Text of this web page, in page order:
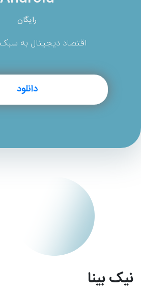
رایگان
اقتصاد دیجیتال به
دانلود
نیک بینا